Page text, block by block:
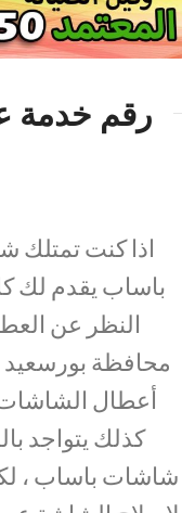
رقم خدمة
اذا كنت تمتلك
باساب يقدم لك
النظر عن
محافظة بورسعيد
أعطال
كذلك يتواجد
شاشات باساب ،